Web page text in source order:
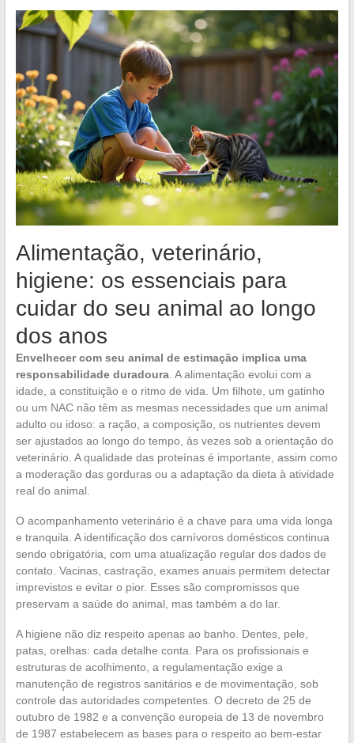
Alimentação, veterinário,
higiene: os essenciais para
cuidar do seu animal ao longo
dos anos
Envelhecer com seu animal de estimação implica uma
responsabilidade duradoura. A alimentação evolui com a
idade, a constituição e o ritmo de vida. Um filhote, um gatinho
ou um NAC não têm as mesmas necessidades que um animal
adulto ou idoso: a ração, a composição, os nutrientes devem
ser ajustados ao longo do tempo, às vezes sob a orientação do
veterinário. A qualidade das proteínas é importante, assim como
a moderação das gorduras ou a adaptação da dieta à atividade
real do animal.
O acompanhamento veterinário é a chave para uma vida longa
e tranquila. A identificação dos carnívoros domésticos continua
sendo obrigatória, com uma atualização regular dos dados de
contato. Vacinas, castração, exames anuais permitem detectar
imprevistos e evitar o pior. Esses são compromissos que
preservam a saúde do animal, mas também a do lar.
A higiene não diz respeito apenas ao banho. Dentes, pele,
patas, orelhas: cada detalhe conta. Para os profissionais e
estruturas de acolhimento, a regulamentação exige a
manutenção de registros sanitários e de movimentação, sob
controle das autoridades competentes. O decreto de 25 de
outubro de 1982 e a convenção europeia de 13 de novembro
de 1987 estabelecem as bases para o respeito ao bem-estar